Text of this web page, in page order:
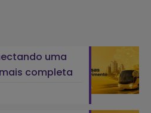
uma
completa